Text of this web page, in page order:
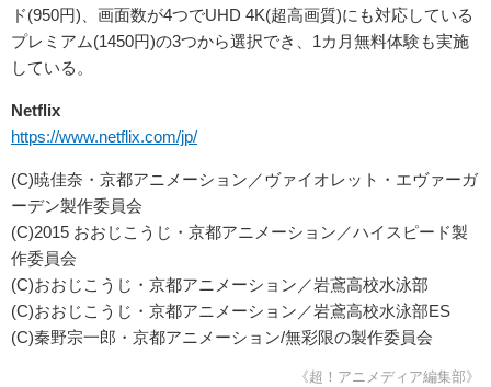
ド(950円)、画面数が4つでUHD 4K(超高画質)にも対応している
プレミアム(1450円)の3つから選択でき、1カ月無料体験も実施
している。
Netflix
https://www.netflix.com/jp/
(C)暁佳奈・京都アニメーション／ヴァイオレット・エヴァーガ
ーデン製作委員会
(C)2015 おおじこうじ・京都アニメーション／ハイスピード製
作委員会
(C)おおじこうじ・京都アニメーション／岩鳶高校水泳部
(C)おおじこうじ・京都アニメーション／岩鳶高校水泳部ES
(C)秦野宗一郎・京都アニメーション/無彩限の製作委員会
《超！アニメディア編集部》